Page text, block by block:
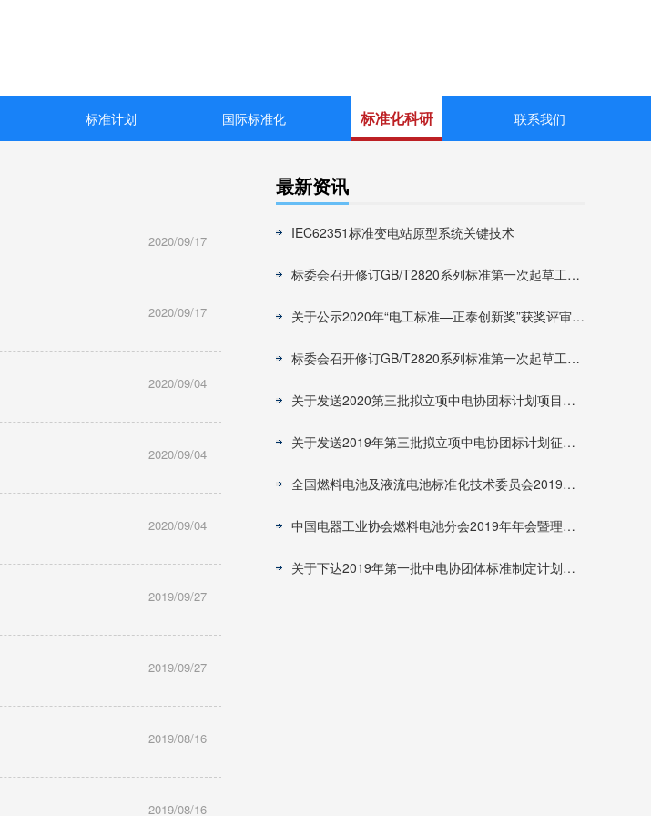
标准计划 国际标准化 标准化科研 联系我们
2020/09/17
2020/09/17
2020/09/04
2020/09/04
2020/09/04
2019/09/27
2019/09/27
2019/08/16
2019/08/16
最新资讯
IEC62351标准变电站原型系统关键技术
标委会召开修订GB/T2820系列标准第一次起草工作组会议
关于公示2020年“电工标准—正泰创新奖”获奖评审结果的通知
标委会召开修订GB/T2820系列标准第一次起草工作组会议
关于发送2020第三批拟立项中电协团标计划项目征求意见的通知
关于发送2019年第三批拟立项中电协团标计划征求意见通知
全国燃料电池及液流电池标准化技术委员会2019年年会圆满召开
中国电器工业协会燃料电池分会2019年年会暨理事会在如皋召开
关于下达2019年第一批中电协团体标准制定计划的通知